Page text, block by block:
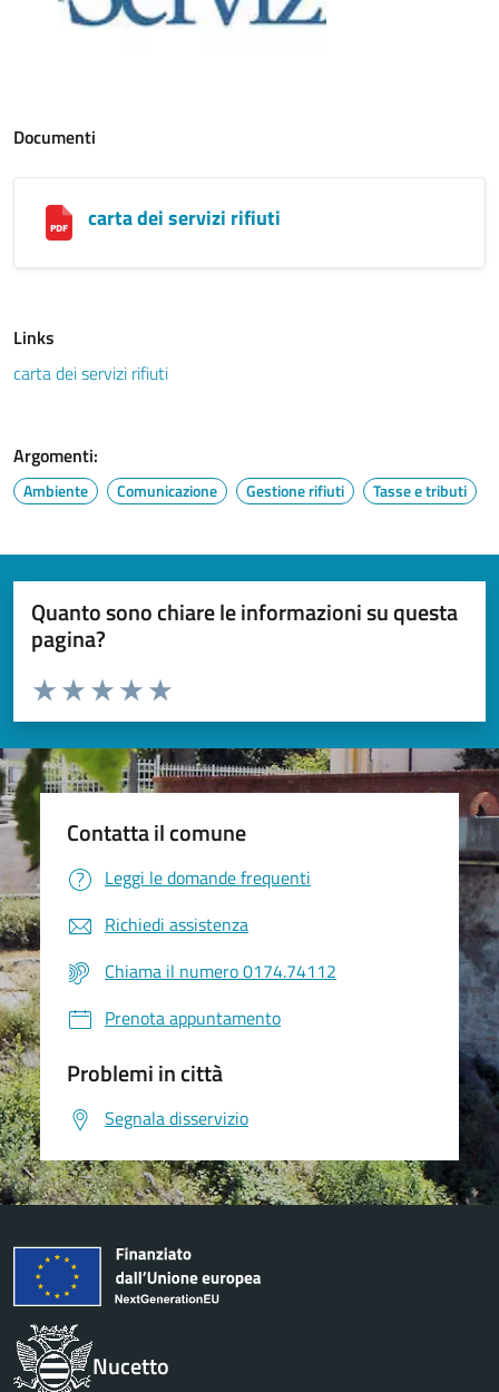
Documenti
carta dei servizi rifiuti
Links
carta dei servizi rifiuti
Argomenti:
Ambiente Comunicazione Gestione rifiuti Tasse e tributi
Quanto sono chiare le informazioni su questa
pagina?
Valuta da 1 a 5 stelle la pagina
Valuta 5 stelle su 5
Valuta 4 stelle su 5
Valuta 3 stelle su 5
Valuta 2 stelle su 5
Valuta 1 stelle su 5
Contatta il comune
Leggi le domande frequenti
Richiedi assistenza
Chiama il numero 0174.74112
Prenota appuntamento
Problemi in città
Segnala disservizio
Nucetto